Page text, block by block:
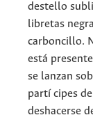
destello
libretas
carboncillo.
está
se lanzan
partí cipes
deshacerse